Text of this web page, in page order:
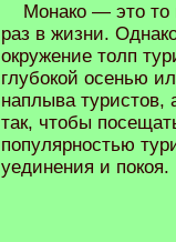
Монако — это то
раз в жизни.
окружение толп
глубокой осенью
наплыва туристов,
так, чтобы
популярностью
уединения и покоя.